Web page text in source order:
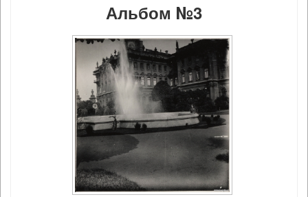
Альбом №3